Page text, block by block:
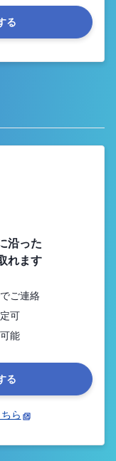
る
沿った
れます
ご連絡
可
能
る
ら